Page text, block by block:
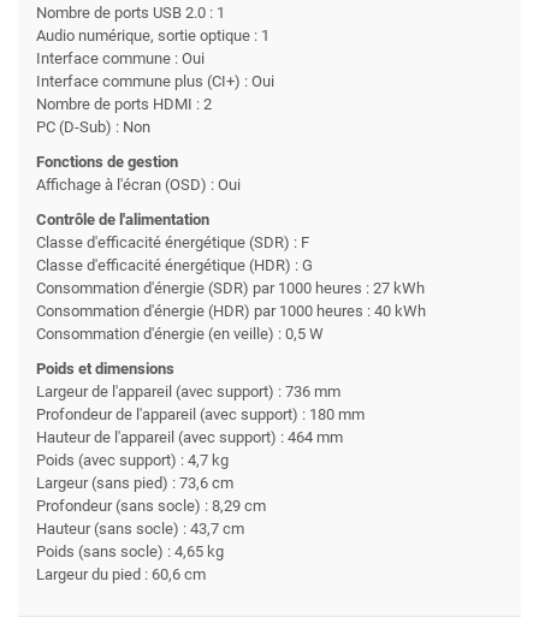
Nombre de ports USB 2.0 : 1
Audio numérique, sortie optique : 1
Interface commune : Oui
Interface commune plus (CI+) : Oui
Nombre de ports HDMI : 2
PC (D-Sub) : Non
Fonctions de gestion
Affichage à l'écran (OSD) : Oui
Contrôle de l'alimentation
Classe d'efficacité énergétique (SDR) : F
Classe d'efficacité énergétique (HDR) : G
Consommation d'énergie (SDR) par 1000 heures : 27 kWh
Consommation d'énergie (HDR) par 1000 heures : 40 kWh
Consommation d'énergie (en veille) : 0,5 W
Poids et dimensions
Largeur de l'appareil (avec support) : 736 mm
Profondeur de l'appareil (avec support) : 180 mm
Hauteur de l'appareil (avec support) : 464 mm
Poids (avec support) : 4,7 kg
Largeur (sans pied) : 73,6 cm
Profondeur (sans socle) : 8,29 cm
Hauteur (sans socle) : 43,7 cm
Poids (sans socle) : 4,65 kg
Largeur du pied : 60,6 cm